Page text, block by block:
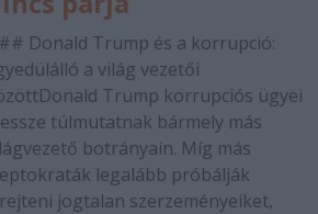
Donald Trump és a korrupció:
a világ vezetői
Trump korrupciós ügyei
túlmutatnak bármely más
botrányain. Míg más
legalább próbálják
jogtalan szerzeményeiket,